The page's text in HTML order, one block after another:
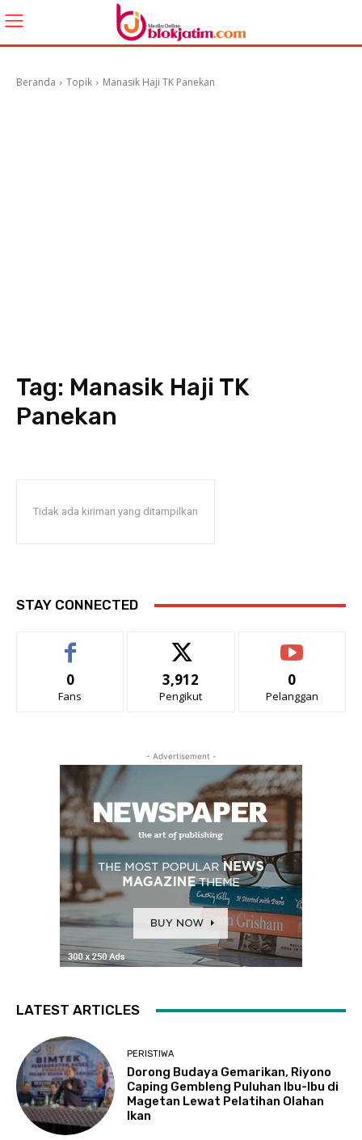
Beranda Topik Manasik Haji TK Panekan
Tag: Manasik Haji TK
Panekan
Tidak ada kiriman yang ditampilkan
STAY CONNECTED
0
Fans
3,912
Pengikut
0
Pelanggan
- Advertisement -
LATEST ARTICLES
PERISTIWA
Dorong Budaya Gemarikan, Riyono
Caping Gembleng Puluhan Ibu-Ibu di
Magetan Lewat Pelatihan Olahan
Ikan